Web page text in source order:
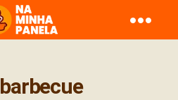
naminhapanela.com
barbecue